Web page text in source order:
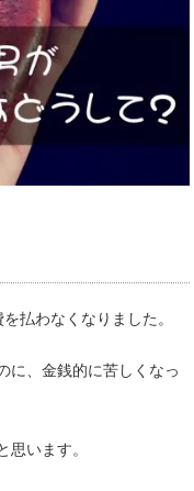
払わなくなりました。
に、金銭的に苦しくなっ
思います。